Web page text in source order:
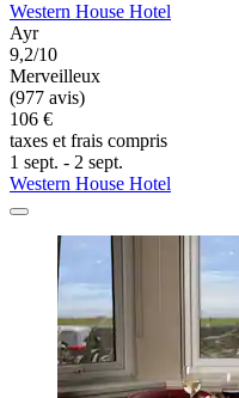
Western House Hotel
Ayr
9,2/10
Merveilleux
(977 avis)
106 €
taxes et frais compris
1 sept. - 2 sept.
Western House Hotel